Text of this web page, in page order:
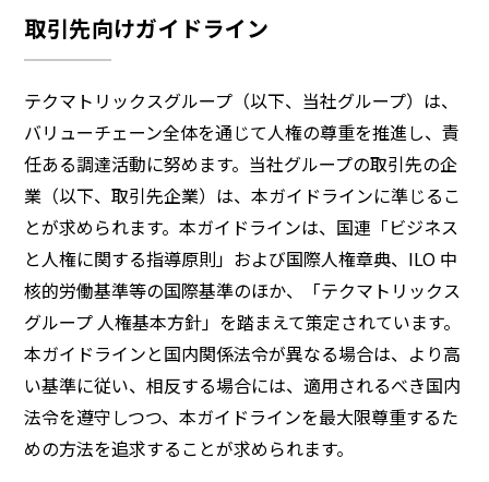
取引先向けガイドライン
テクマトリックスグループ（以下、当社グループ）は、
バリューチェーン全体を通じて人権の尊重を推進し、責
任ある調達活動に努めます。当社グループの取引先の企
業（以下、取引先企業）は、本ガイドラインに準じるこ
とが求められます。本ガイドラインは、国連「ビジネス
と人権に関する指導原則」および国際人権章典、ILO 中
核的労働基準等の国際基準のほか、「テクマトリックス
グループ 人権基本方針」を踏まえて策定されています。
本ガイドラインと国内関係法令が異なる場合は、より高
い基準に従い、相反する場合には、適用されるべき国内
法令を遵守しつつ、本ガイドラインを最大限尊重するた
めの方法を追求することが求められます。